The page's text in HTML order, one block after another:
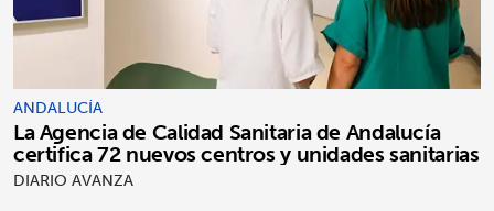
ANDALUCÍA
La Agencia de Calidad Sanitaria de Andalucía
certifica 72 nuevos centros y unidades sanitarias
DIARIO AVANZA